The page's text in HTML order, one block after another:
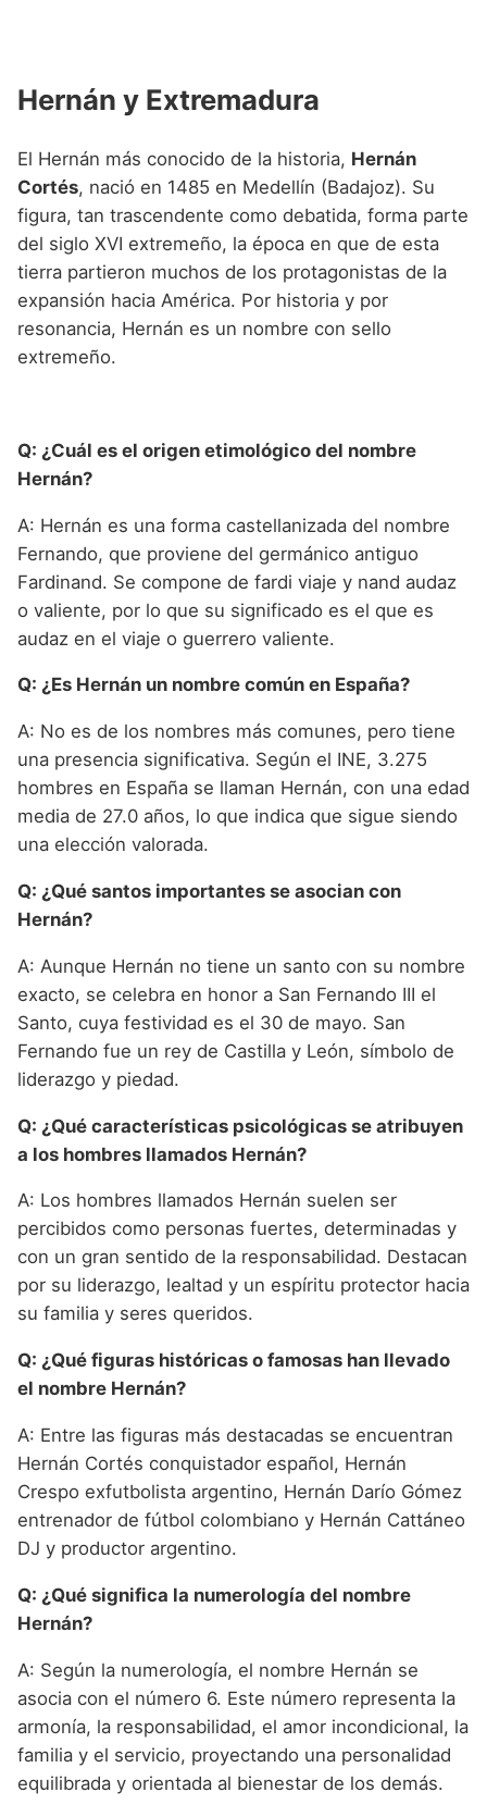
Hernán y Extremadura
El Hernán más conocido de la historia, Hernán
Cortés, nació en 1485 en Medellín (Badajoz). Su
figura, tan trascendente como debatida, forma parte
del siglo XVI extremeño, la época en que de esta
tierra partieron muchos de los protagonistas de la
expansión hacia América. Por historia y por
resonancia, Hernán es un nombre con sello
extremeño.
Q: ¿Cuál es el origen etimológico del nombre
Hernán?
A: Hernán es una forma castellanizada del nombre
Fernando, que proviene del germánico antiguo
Fardinand. Se compone de fardi viaje y nand audaz
o valiente, por lo que su significado es el que es
audaz en el viaje o guerrero valiente.
Q: ¿Es Hernán un nombre común en España?
A: No es de los nombres más comunes, pero tiene
una presencia significativa. Según el INE, 3.275
hombres en España se llaman Hernán, con una edad
media de 27.0 años, lo que indica que sigue siendo
una elección valorada.
Q: ¿Qué santos importantes se asocian con
Hernán?
A: Aunque Hernán no tiene un santo con su nombre
exacto, se celebra en honor a San Fernando III el
Santo, cuya festividad es el 30 de mayo. San
Fernando fue un rey de Castilla y León, símbolo de
liderazgo y piedad.
Q: ¿Qué características psicológicas se atribuyen
a los hombres llamados Hernán?
A: Los hombres llamados Hernán suelen ser
percibidos como personas fuertes, determinadas y
con un gran sentido de la responsabilidad. Destacan
por su liderazgo, lealtad y un espíritu protector hacia
su familia y seres queridos.
Q: ¿Qué figuras históricas o famosas han llevado
el nombre Hernán?
A: Entre las figuras más destacadas se encuentran
Hernán Cortés conquistador español, Hernán
Crespo exfutbolista argentino, Hernán Darío Gómez
entrenador de fútbol colombiano y Hernán Cattáneo
DJ y productor argentino.
Q: ¿Qué significa la numerología del nombre
Hernán?
A: Según la numerología, el nombre Hernán se
asocia con el número 6. Este número representa la
armonía, la responsabilidad, el amor incondicional, la
familia y el servicio, proyectando una personalidad
equilibrada y orientada al bienestar de los demás.